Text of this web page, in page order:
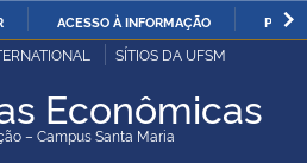
IR
O
ACESSO À INFORMAÇÃO
Pública
SÍTIOS DA UFSM
Econômicas
– Campus Santa Maria